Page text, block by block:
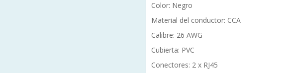
Color: Negro
Material del conductor: CCA
Calibre: 26 AWG
Cubierta: PVC
Conectores: 2 x RJ45